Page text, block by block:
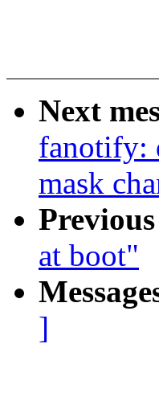
Next
fanotify:
mask
Previous
at boot"
]